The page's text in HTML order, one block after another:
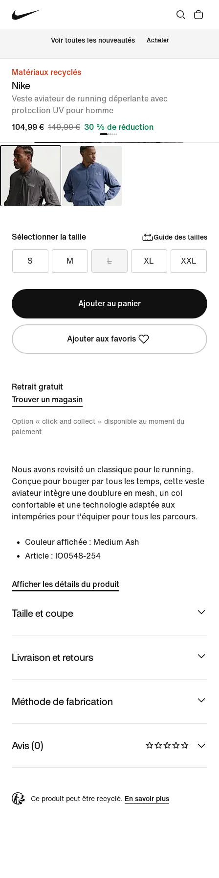
Voir toutes les nouveautés Acheter
Matériaux recyclés
Nike
Veste aviateur de running déperlante avec
protection UV pour homme
104,99 € 149,99 € 30 % de réduction
Sélectionner la taille Guide des tailles
S M L XL XXL
Ajouter au panier
Ajouter aux favoris
Retrait gratuit
Trouver un magasin
Option « click and collect » disponible au moment du
paiement
Nous avons revisité un classique pour le running.
Conçue pour bouger par tous les temps, cette veste
aviateur intègre une doublure en mesh, un col
confortable et une technologie adaptée aux
intempéries pour t'équiper pour tous les parcours.
Couleur affichée : Medium Ash
Article : IO0548-254
Afficher les détails du produit
Taille et coupe
Livraison et retours
Méthode de fabrication
Avis (0)
Ce produit peut être recyclé. En savoir plus